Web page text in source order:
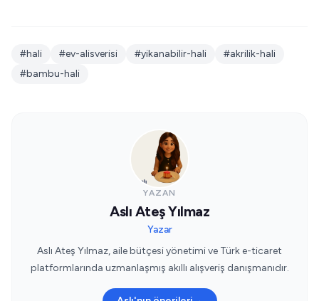
#hali #ev-alisverisi #yikanabilir-hali
#akrilik-hali
#bambu-hali
YAZAN
Aslı Ateş Yılmaz
Yazar
Aslı Ateş Yılmaz, aile bütçesi yönetimi ve Türk e-ticaret
platformlarında uzmanlaşmış akıllı alışveriş danışmanıdır.